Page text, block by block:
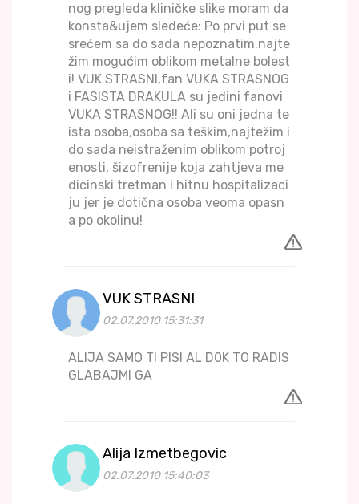
nog pregleda kliničke slike moram da
konsta&ujem sledeće: Po prvi put se
srećem sa do sada nepoznatim,najte
žim mogućim oblikom metalne bolest
i! VUK STRASNI,fan VUKA STRASNOG
i FASISTA DRAKULA su jedini fanovi
VUKA STRASNOG!! Ali su oni jedna te
ista osoba,osoba sa teškim,najtežim i
do sada neistraženim oblikom potroj
enosti, šizofrenije koja zahtjeva me
dicinski tretman i hitnu hospitalizaci
ju jer je dotična osoba veoma opasn
a po okolinu!
VUK STRASNI
02.07.2010 15:31:31
ALIJA SAMO TI PISI AL D0K TO RADIS
GLABAJMI GA
Alija Izmetbegovic
02.07.2010 15:40:03